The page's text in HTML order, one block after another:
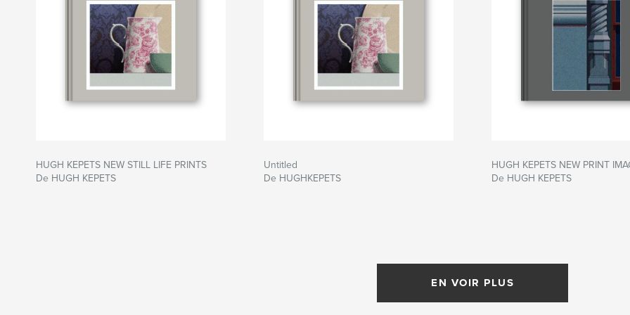
HUGH KEPETS NEW STILL LIFE PRINTS
De HUGH KEPETS
Untitled
De HUGHKEPETS
HUGH KEPETS NEW PRINT
De HUGH KEPETS
EN VOIR PLUS